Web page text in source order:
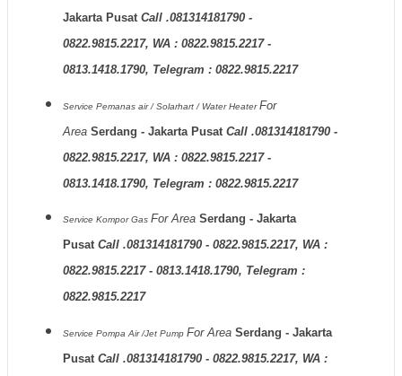
Jakarta PusatCall .081314181790 -
0822.9815.2217, WA : 0822.9815.2217 -
0813.1418.1790, Telegram : 0822.9815.2217
Service Pemanas air / Solarhart / Water HeaterFor
Area Serdang - Jakarta PusatCall .081314181790 -
0822.9815.2217, WA : 0822.9815.2217 -
0813.1418.1790, Telegram : 0822.9815.2217
Service Kompor Gas For Area Serdang - Jakarta
PusatCall .081314181790 - 0822.9815.2217, WA :
0822.9815.2217 - 0813.1418.1790, Telegram :
0822.9815.2217
Service Pompa Air /Jet Pump For Area Serdang - Jakarta
PusatCall .081314181790 - 0822.9815.2217, WA :